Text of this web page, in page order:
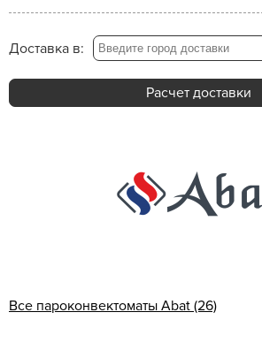
Доставка в:
Расчет доставки
Все пароконвектоматы Abat (26)